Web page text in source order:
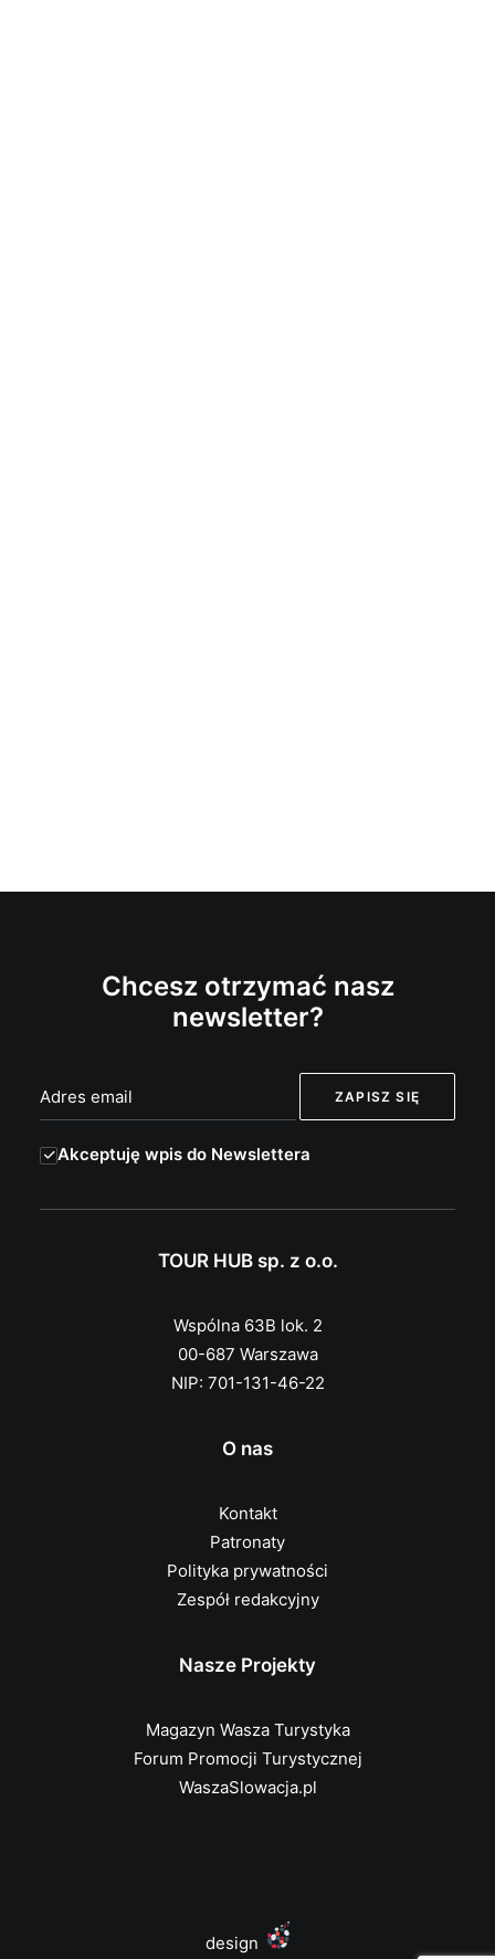
Chcesz otrzymać nasz
newsletter?
Akceptuję wpis do Newslettera
TOUR HUB sp. z o.o.
Wspólna 63B lok. 2
00-687 Warszawa
NIP: 701-131-46-22
O nas
Kontakt
Patronaty
Polityka prywatności
Zespół redakcyjny
Nasze Projekty
Magazyn Wasza Turystyka
Forum Promocji Turystycznej
WaszaSlowacja.pl
design